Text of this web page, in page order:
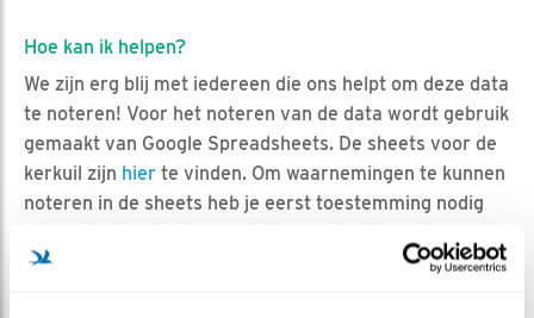
Hoe kan ik helpen?
We zijn erg blij met iedereen die ons helpt om deze data
te noteren! Voor het noteren van de data wordt gebruik
gemaakt van Google Spreadsheets. De sheets voor de
kerkuil zijn hier te vinden. Om waarnemingen te kunnen
noteren in de sheets heb je eerst toestemming nodig
mailadres door te sturen in de vragenfunctie bij de